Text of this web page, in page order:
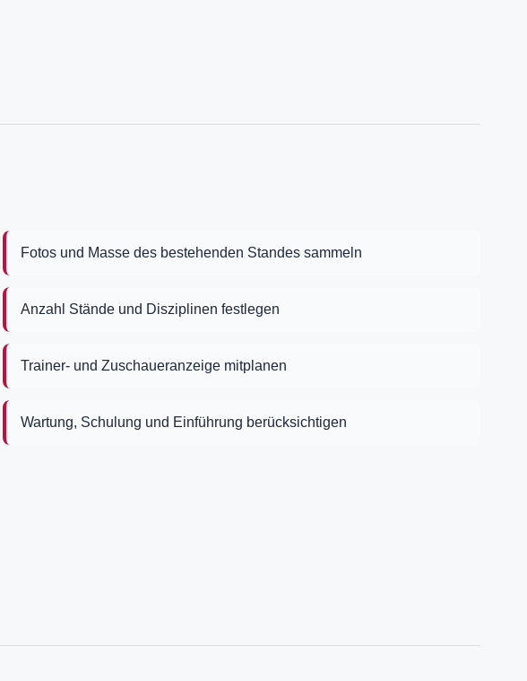
Fotos und Masse des bestehenden Standes sammeln
Anzahl Stände und Disziplinen festlegen
Trainer- und Zuschaueranzeige mitplanen
Wartung, Schulung und Einführung berücksichtigen